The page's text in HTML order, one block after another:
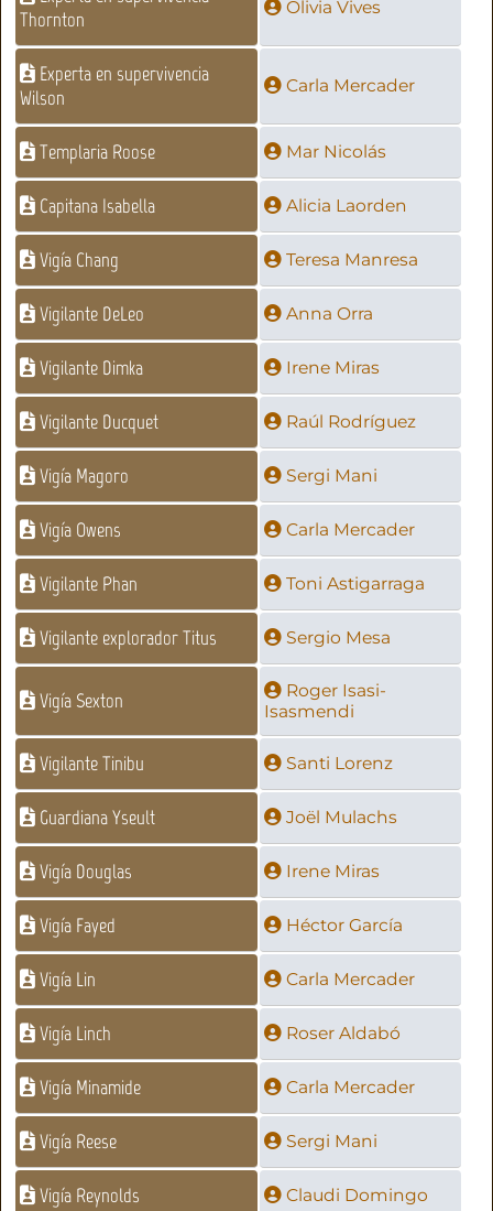
Thornton
Olivia Vives
Experta en supervivencia
Wilson
Carla Mercader
Templaria Roose Mar Nicolás
Capitana Isabella Alicia Laorden
Vigía Chang Teresa Manresa
Vigilante DeLeo Anna Orra
Vigilante Dimka Irene Miras
Vigilante Ducquet Raúl Rodríguez
Vigía Magoro Sergi Mani
Vigía Owens Carla Mercader
Vigilante Phan Toni Astigarraga
Vigilante explorador Titus Sergio Mesa
Vigía Sexton
Roger Isasi-
Isasmendi
Vigilante Tinibu Santi Lorenz
Guardiana Yseult Joël Mulachs
Vigía Douglas Irene Miras
Vigía Fayed Héctor García
Vigía Lin Carla Mercader
Vigía Linch Roser Aldabó
Vigía Minamide Carla Mercader
Vigía Reese Sergi Mani
Vigía Reynolds Claudi Domingo